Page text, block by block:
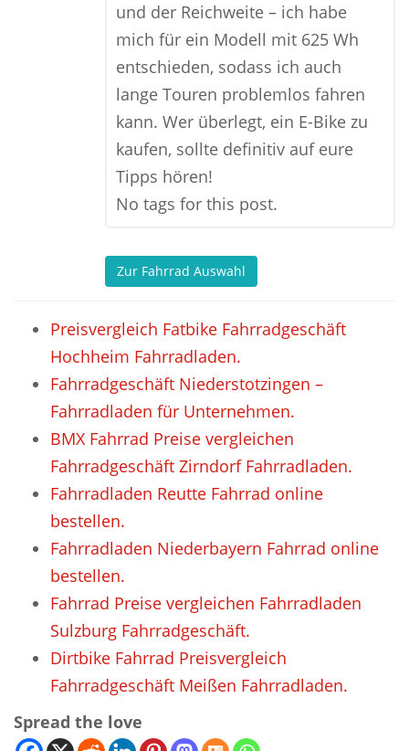
und der Reichweite – ich habe
mich für ein Modell mit 625 Wh
entschieden, sodass ich auch
lange Touren problemlos fahren
kann. Wer überlegt, ein E-Bike zu
kaufen, sollte definitiv auf eure
Tipps hören!
No tags for this post.
Zur Fahrrad Auswahl
Preisvergleich Fatbike Fahrradgeschäft
Hochheim Fahrradladen.
Fahrradgeschäft Niederstotzingen –
Fahrradladen für Unternehmen.
BMX Fahrrad Preise vergleichen
Fahrradgeschäft Zirndorf Fahrradladen.
Fahrradladen Reutte Fahrrad online
bestellen.
Fahrradladen Niederbayern Fahrrad online
bestellen.
Fahrrad Preise vergleichen Fahrradladen
Sulzburg Fahrradgeschäft.
Dirtbike Fahrrad Preisvergleich
Fahrradgeschäft Meißen Fahrradladen.
Spread the love